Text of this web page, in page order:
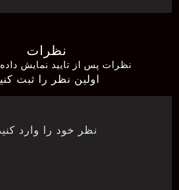
نظرات
نظرات پس از تایید نمایش
اولین نظر را ثبت
نظر خود را وارد